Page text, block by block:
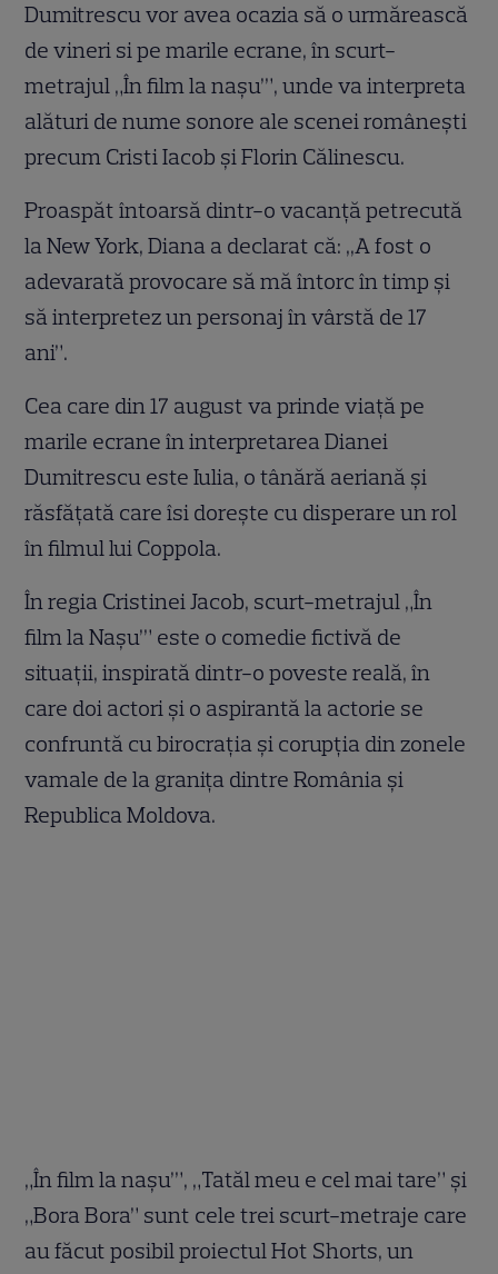
Dumitrescu vor avea ocazia să o urmărească
de vineri si pe marile ecrane, în scurt-
metrajul „În film la nașu’”, unde va interpreta
alături de nume sonore ale scenei românești
precum Cristi Iacob și Florin Călinescu.
Proaspăt întoarsă dintr-o vacanță petrecută
la New York, Diana a declarat că: ,,A fost o
adevarată provocare să mă întorc în timp și
să interpretez un personaj în vârstă de 17
ani”.
Cea care din 17 august va prinde viață pe
marile ecrane în interpretarea Dianei
Dumitrescu este Iulia, o tânără aeriană și
răsfățată care îsi dorește cu disperare un rol
în filmul lui Coppola.
În regia Cristinei Jacob, scurt-metrajul „În
film la Naşu’” este o comedie fictivă de
situaţii, inspirată dintr-o poveste reală, în
care doi actori şi o aspirantă la actorie se
confruntă cu birocraţia şi corupţia din zonele
vamale de la graniţa dintre România şi
Republica Moldova.
„În film la nașu’”, „Tatăl meu e cel mai tare” și
„Bora Bora” sunt cele trei scurt-metraje care
au făcut posibil proiectul Hot Shorts, un